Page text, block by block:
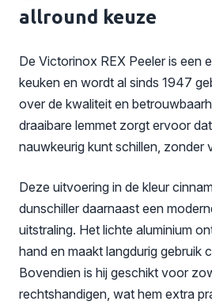
allround keuze
De Victorinox REX Peeler is een
keuken en wordt al sinds 1947
over de kwaliteit en
draaibare lemmet zorgt ervoor
nauwkeurig kunt schillen, zonder
Deze uitvoering in de kleur
dunschiller daarnaast een
uitstraling. Het lichte aluminium
hand en maakt langdurig gebruik
Bovendien is hij geschikt voor
rechtshandigen, wat hem extra